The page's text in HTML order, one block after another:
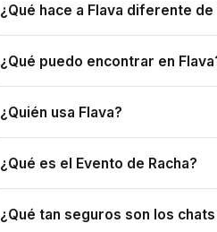
¿Qué hace a Flava diferente
¿Qué puedo encontrar en
¿Quién usa Flava?
¿Qué es el Evento de Racha?
¿Qué tan seguros son los chats